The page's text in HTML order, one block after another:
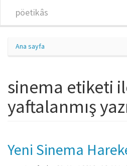
pöetikâs
Ana sayfa
sinema etiketi
yaftalanmış
Yeni Sinema